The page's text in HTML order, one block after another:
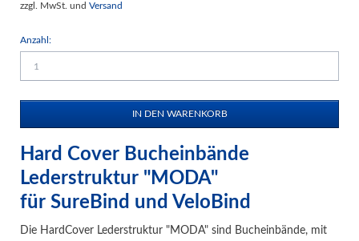
zzgl. MwSt. und Versand
Anzahl:
Hard Cover Bucheinbände
Lederstruktur "MODA"
für SureBind und VeloBind
Die HardCover Lederstruktur "MODA" sind Bucheinbände, mit